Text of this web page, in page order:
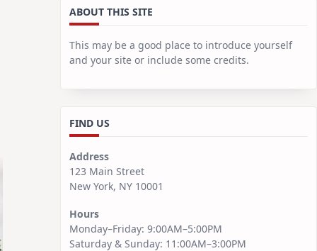
ABOUT THIS SITE
This may be a good place to introduce yourself
and your site or include some credits.
FIND US
Address
123 Main Street
New York, NY 10001
Hours
Monday–Friday: 9:00AM–5:00PM
Saturday & Sunday: 11:00AM–3:00PM